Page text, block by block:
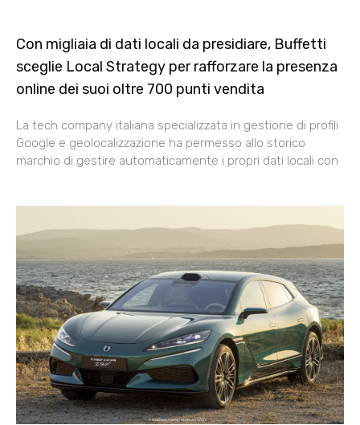
Con migliaia di dati locali da presidiare, Buffetti
sceglie Local Strategy per rafforzare la presenza
online dei suoi oltre 700 punti vendita
La tech company italiana specializzata in gestione di profili
Google e geolocalizzazione ha permesso allo storico
marchio di gestire automaticamente i propri dati locali con